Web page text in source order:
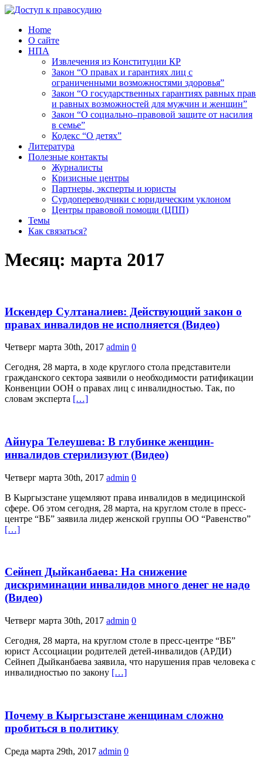
Home
О сайте
НПА
Извлечения из Конституции КР
Закон “О правах и гарантиях лиц с
ограниченными возможностями здоровья”
Закон “О государственных гарантиях равных прав
и равных возможностей для мужчин и женщин”
Закон “О социально–правовой защите от насилия
в семье”
Кодекс “О детях”
Литература
Полезные контакты
Журналисты
Кризисные центры
Партнеры, эксперты и юристы
Сурдопереводчики с юридическим уклоном
Центры правовой помощи (ЦПП)
Темы
Как связаться?
Месяц: марта 2017
Искендер Султаналиев: Действующий закон о
правах инвалидов не исполняется (Видео)
Четверг марта 30th, 2017 admin 0
Сегодня, 28 марта, в ходе круглого стола представители
гражданского сектора заявили о необходимости ратификации
Конвенции ООН о правах лиц с инвалидностью. Так, по
словам эксперта […]
Айнура Телеушева: В глубинке женщин-
инвалидов стерилизуют (Видео)
Четверг марта 30th, 2017 admin 0
В Кыргызстане ущемляют права инвалидов в медицинской
сфере. Об этом сегодня, 28 марта, на круглом столе в пресс-
центре “ВБ” заявила лидер женской группы ОО “Равенство”
[…]
Сейнеп Дыйканбаева: На снижение
дискриминации инвалидов много денег не надо
(Видео)
Четверг марта 30th, 2017 admin 0
Сегодня, 28 марта, на круглом столе в пресс-центре “ВБ”
юрист Ассоциации родителей детей-инвалидов (АРДИ)
Сейнеп Дыйканбаева заявила, что нарушения прав человека с
инвалидностью по закону […]
Почему в Кыргызстане женщинам сложно
пробиться в политику
Среда марта 29th, 2017 admin 0